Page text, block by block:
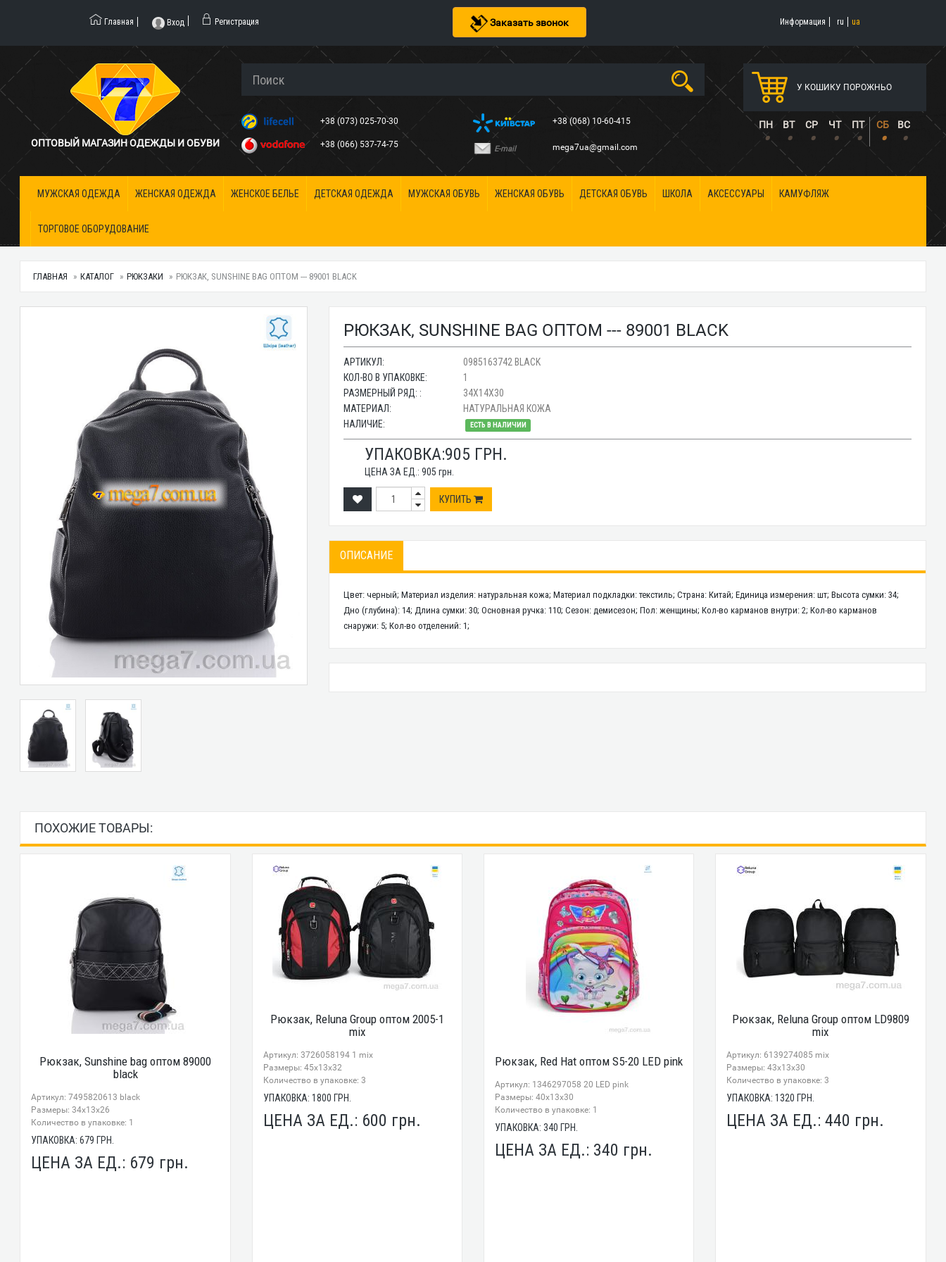
Заказать звонок
Главная Вход Регистрация Информация ru ua
ОПТОВЫЙ МАГАЗИН ОДЕЖДЫ И ОБУВИ
+38 (073) 025-70-30
+38 (066) 537-74-75
+38 (068) 10-60-415
E-mail mega7ua@gmail.com
У КОШИКУ ПОРОЖНЬО
ПН ВТ СР ЧТ ПТ СБ ВС
• • • • • • •
МУЖСКАЯ ОДЕЖДА ЖЕНСКАЯ ОДЕЖДА ЖЕНСКОЕ БЕЛЬЕ ДЕТСКАЯ ОДЕЖДА МУЖСКАЯ ОБУВЬ ЖЕНСКАЯ ОБУВЬ ДЕТСКАЯ ОБУВЬ ШКОЛА АКСЕССУАРЫ КАМУФЛЯЖ
ТОРГОВОЕ ОБОРУДОВАНИЕ
ГЛАВНАЯ КАТАЛОГ РЮКЗАКИ РЮКЗАК, SUNSHINE BAG ОПТОМ --- 89001 BLACK
РЮКЗАК, SUNSHINE BAG ОПТОМ --- 89001 BLACK
АРТИКУЛ:
0985163742 BLACK
КОЛ-ВО В УПАКОВКЕ:
1
РАЗМЕРНЫЙ РЯД: :
34X14X30
МАТЕРИАЛ:
НАТУРАЛЬНАЯ КОЖА
НАЛИЧИЕ:
ЕСТЬ В НАЛИЧИИ
УПАКОВКА:905 ГРН.
ЦЕНА ЗА ЕД.:905 грн.
КУПИТЬ
ОПИСАНИЕ
Цвет: черный; Материал изделия: натуральная кожа; Материал подкладки: текстиль; Страна: Китай; Единица измерения: шт; Высота сумки: 34;
Дно (глубина): 14; Длина сумки: 30; Основная ручка: 110; Сезон: демисезон; Пол: женщины; Кол-во карманов внутри: 2; Кол-во карманов
снаружи: 5; Кол-во отделений: 1;
ПОХОЖИЕ ТОВАРЫ:
Рюкзак, Sunshine bag оптом 89000
black
Артикул: 7495820613 black
Размеры: 34x13x26
Количество в упаковке: 1
УПАКОВКА:679 ГРН.
ЦЕНА ЗА ЕД.: 679 грн.
Рюкзак, Reluna Group оптом 2005-1
mix
Артикул: 3726058194 1 mix
Размеры: 45x13x32
Количество в упаковке: 3
УПАКОВКА: 1800 ГРН.
ЦЕНА ЗА ЕД.: 600 грн.
Рюкзак, Red Hat оптом S5-20 LED pink
Артикул: 1346297058 20 LED pink
Размеры: 40x13x30
Количество в упаковке: 1
УПАКОВКА: 340 ГРН.
ЦЕНА ЗА ЕД.: 340 грн.
Рюкзак, Reluna Group оптом LD9809
mix
Артикул: 6139274085 mix
Размеры: 43x13x30
Количество в упаковке: 3
УПАКОВКА:1320 ГРН.
ЦЕНА ЗА ЕД.:440 грн.